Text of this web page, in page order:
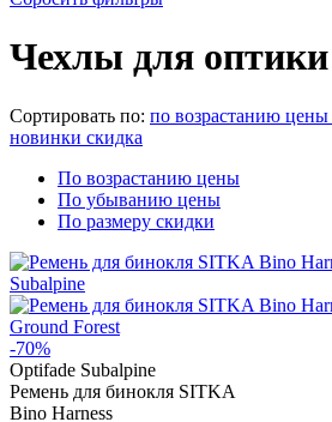
Чехлы для оптики
Сортировать по: по возрастанию цены
новинки скидка
По возрастанию цены
По убыванию цены
По размеру скидки
-70%
Optifade Subalpine
Ремень для бинокля SITKA
Bino Harness